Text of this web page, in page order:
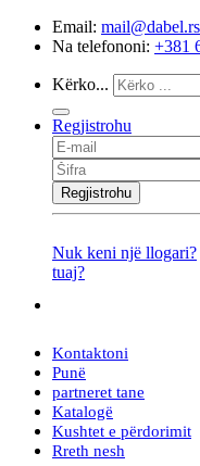
Email: mail@dabel.rs
Na telefononi: +381
Kërko...
Regjistrohu
Regjistrohu
Nuk keni një llogari?
tuaj?
Kontaktoni
Punë
partneret tane
Katalogë
Kushtet e përdorimit
Rreth nesh